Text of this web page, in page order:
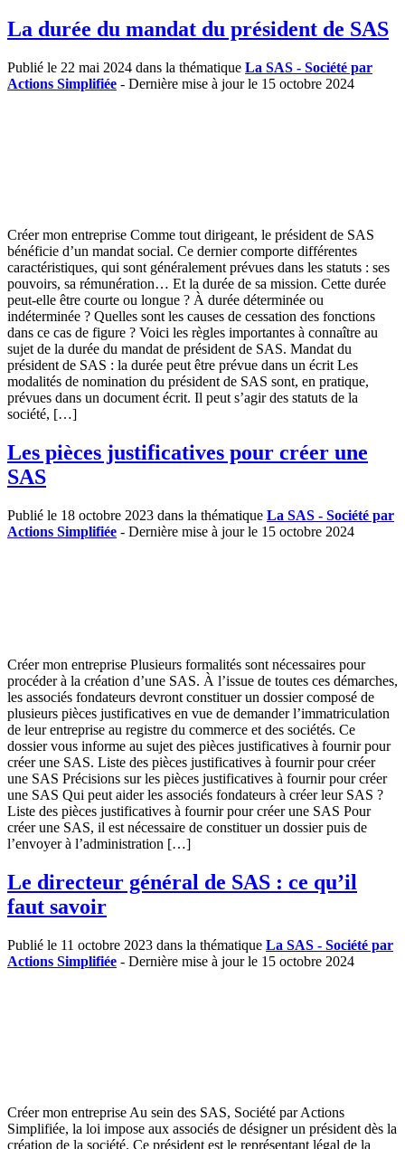
La durée du mandat du président de SAS
Publié le 22 mai 2024 dans la thématique La SAS - Société par
Actions Simplifiée - Dernière mise à jour le 15 octobre 2024
Créer mon entreprise Comme tout dirigeant, le président de SAS
bénéficie d’un mandat social. Ce dernier comporte différentes
caractéristiques, qui sont généralement prévues dans les statuts : ses
pouvoirs, sa rémunération… Et la durée de sa mission. Cette durée
peut-elle être courte ou longue ? À durée déterminée ou
indéterminée ? Quelles sont les causes de cessation des fonctions
dans ce cas de figure ? Voici les règles importantes à connaître au
sujet de la durée du mandat de président de SAS. Mandat du
président de SAS : la durée peut être prévue dans un écrit Les
modalités de nomination du président de SAS sont, en pratique,
prévues dans un document écrit. Il peut s’agir des statuts de la
société, […]
Les pièces justificatives pour créer une
SAS
Publié le 18 octobre 2023 dans la thématique La SAS - Société par
Actions Simplifiée - Dernière mise à jour le 15 octobre 2024
Créer mon entreprise Plusieurs formalités sont nécessaires pour
procéder à la création d’une SAS. À l’issue de toutes ces démarches,
les associés fondateurs devront constituer un dossier composé de
plusieurs pièces justificatives en vue de demander l’immatriculation
de leur entreprise au registre du commerce et des sociétés. Ce
dossier vous informe au sujet des pièces justificatives à fournir pour
créer une SAS. Liste des pièces justificatives à fournir pour créer
une SAS Précisions sur les pièces justificatives à fournir pour créer
une SAS Qui peut aider les associés fondateurs à créer leur SAS ?
Liste des pièces justificatives à fournir pour créer une SAS Pour
créer une SAS, il est nécessaire de constituer un dossier puis de
l’envoyer à l’administration […]
Le directeur général de SAS : ce qu’il
faut savoir
Publié le 11 octobre 2023 dans la thématique La SAS - Société par
Actions Simplifiée - Dernière mise à jour le 15 octobre 2024
Créer mon entreprise Au sein des SAS, Société par Actions
Simplifiée, la loi impose aux associés de désigner un président dès la
création de la société. Ce président est le représentant légal de la